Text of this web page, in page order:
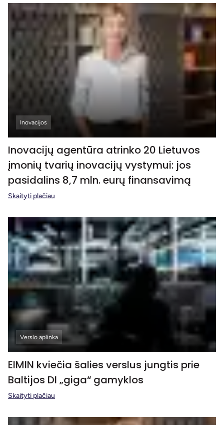
Inovacijos
Inovacijų agentūra atrinko 20 Lietuvos
įmonių tvarių inovacijų vystymui: jos
pasidalins 8,7 mln. eurų finansavimą
Skaityti plačiau
Verslo aplinka
EIMIN kviečia šalies verslus jungtis prie
Baltijos DI „giga“ gamyklos
Skaityti plačiau